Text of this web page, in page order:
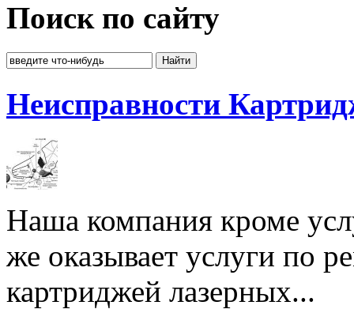
Поиск по сайту
Неисправности
Наша компания кроме
же оказывает услуги по
картриджей лазерных...